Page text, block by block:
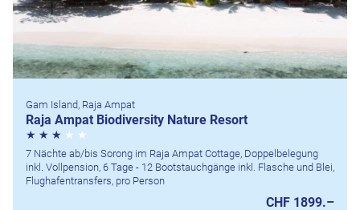
Gam Island, Raja Ampat
Raja Ampat Biodiversity Nature Resort
7 Nächte ab/bis Sorong im Raja Ampat Cottage, Doppelbelegung
inkl. Vollpension, 6 Tage - 12 Bootstauchgänge inkl. Flasche und Blei,
Flughafentransfers, pro Person
CHF 1899.–